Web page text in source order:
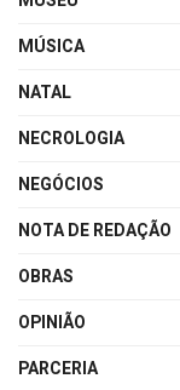
MÚSICA
NATAL
NECROLOGIA
NEGÓCIOS
NOTA DE REDAÇÃO
OBRAS
OPINIÃO
PARCERIA